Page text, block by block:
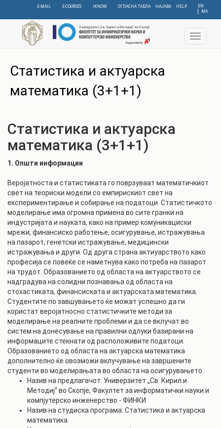
content
EN
МК
E-MAIL E-COURSES IKNOW ОГЛАСНА ТАБЛА НАЈАВА HELP
Toggle
Статистика и актуарска
математика (3+1+1)
Статистика и актуарска
математика (3+1+1)
1. Општи информации
Веројатноста и статистиката го поврзуваат математичкиот
свет на теориски модели со емпирискиот свет на
експериментирање и собирање на податоци. Статистичкото
моделирање има огромна примена во сите гранки на
индустријата и науката, како на пример комуникациски
мрежи, финансиско работење, осигурување, истражувања
на пазарот, генетски истражување, медицински
истражувања и други. Од друга страна актиуарството како
професија се повеќе се наметнува како потреба на пазарот
на трудот. Образованието од областа на актуарството се
надградува на солидни познавања од областа на
стохастиката, финансиската и актуарската математика.
Студентите по завшувањето ќе можат успешно да ги
користат веројатносно статистичките методи за
моделирање на реалните проблеми и да се вклучат во
систем на донесување на правилни одлуки базирани на
информаците стекнати од расположивите податоци.
Образованието од областа на актуарска математика
дополнително ќе овозможи вклучување на завршените
студенти во моделирањата во областа на осигурувањето.
Назив на предлагачот: Универзитет „Св. Кирил и
Методиј“ во Скопје, Факултет за информатички науки и
компјутерско инженерство - ФИНКИ
Назив на студиска програма: Статистика и актуарска
математика